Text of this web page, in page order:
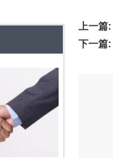
上一篇:
下一篇: